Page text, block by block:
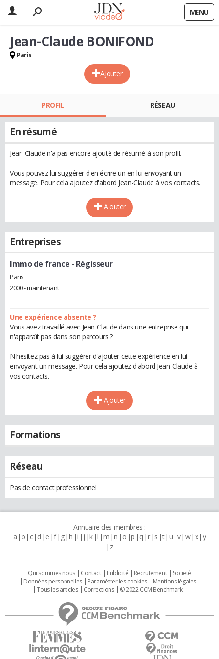
MENU
Ajouter
Jean-Claude BONIFOND
Paris
PROFIL RÉSEAU
En résumé
Jean-Claude n'a pas encore ajouté de résumé à son profil.
Vous pouvez lui suggérer d'en écrire un en lui envoyant un
message. Pour cela ajoutez d'abord Jean-Claude à vos contacts.
Ajouter
Entreprises
Immo de france - Régisseur
Paris
2000 - maintenant
Une expérience absente ?
Vous avez travaillé avec Jean-Claude dans une entreprise qui
n'apparaît pas dans son parcours ?
N'hésitez pas à lui suggérer d'ajouter cette expérience en lui
envoyant un message. Pour cela ajoutez d'abord Jean-Claude à
vos contacts.
Ajouter
Formations
Réseau
Pas de contact professionnel
Annuaire des membres :
a b c d e f g h i j k l m n o p q r s t u v w x y
z
Qui sommes nous Contact Publicité Recrutement
Societé
Données personnelles
Paramétrer les cookies
Mentions légales
Tous les articles
Corrections © 2022 CCM Benchmark